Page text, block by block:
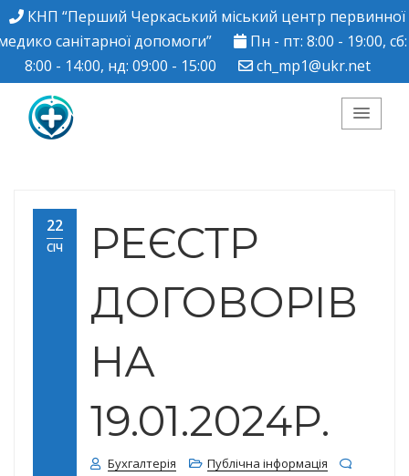
КНП “Перший Черкаський міський центр первинної
санітарної допомоги”
Пн - пт: 8:00 - 19:00, сб:
8:00 - 14:00, нд: 09:00 - 15:00
ch_mp1@ukr.net
Черкаський міський
центр ПМСД"
22
СІЧ
РЕЄСТР
ДОГОВОРІВ
НА
19.01.2024Р.
Бухгалтерія
Публічна інформація